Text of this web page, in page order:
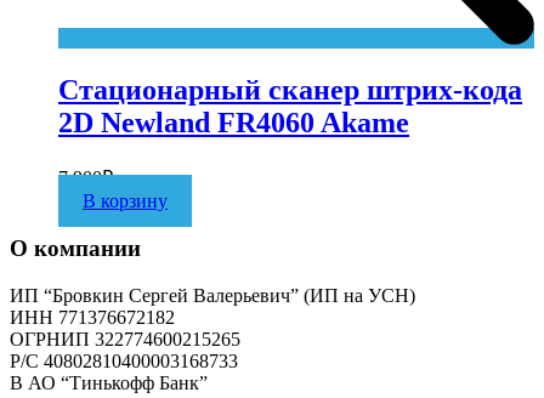
Стационарный сканер штрих-кода
2D Newland FR4060 Akame
7 900₽
В корзину
О компании
ИП “Бровкин Сергей Валерьевич” (ИП на УСН)
ИНН 771376672182
ОГРНИП 322774600215265
P/C 40802810400003168733
В АО “Тинькофф Банк”